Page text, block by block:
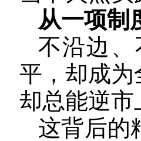
从一项制
不沿边
平，却成
却总能逆
这背后的